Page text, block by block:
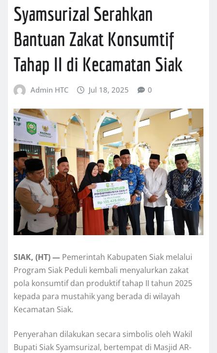
Syamsurizal Serahkan
Bantuan Zakat Konsumtif
Tahap II di Kecamatan Siak
Admin HTC Jul 18, 2025 0
SIAK, (HT) — Pemerintah Kabupaten Siak melalui
Program Siak Peduli kembali menyalurkan zakat
pola konsumtif dan produktif tahap II tahun 2025
kepada para mustahik yang berada di wilayah
Kecamatan Siak.
Penyerahan dilakukan secara simbolis oleh Wakil
Bupati Siak Syamsurizal, bertempat di Masjid AR-